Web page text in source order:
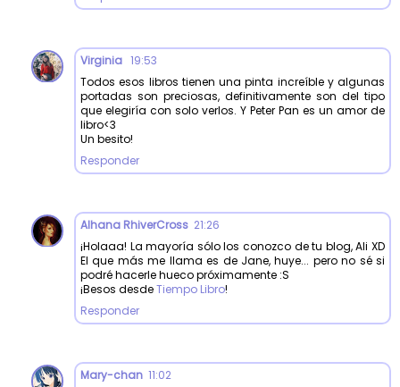
Virginia 19:53
Todos esos libros tienen una pinta increíble y algunas
portadas son preciosas, definitivamente son del tipo
que elegiría con solo verlos. Y Peter Pan es un amor de
libro<3
Un besito!
Responder
Alhana RhiverCross 21:26
¡Holaaa! La mayoría sólo los conozco de tu blog, Ali XD
El que más me llama es de Jane, huye... pero no sé si
podré hacerle hueco próximamente :S
¡Besos desdeTiempo Libro!
Responder
Mary-chan 11:02